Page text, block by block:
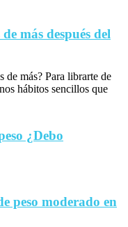
más después del
de más? Para librarte de
hábitos sencillos que
¿Debo
peso moderado en